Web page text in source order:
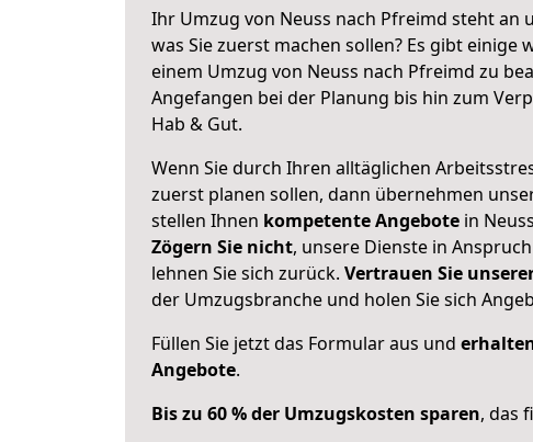
Ihr Umzug von Neuss nach Pfreimd steht an
was Sie zuerst machen sollen? Es gibt einige
einem Umzug von Neuss nach Pfreimd zu
Angefangen bei der Planung bis hin zum
Hab & Gut.
Wenn Sie durch Ihren alltäglichen
zuerst planen sollen, dann übernehmen
stellen Ihnen kompetente Angebote in
Zögern Sie nicht, unsere Dienste in
lehnen Sie sich zurück. Vertrauen Sie
der Umzugsbranche und holen Sie sich
Füllen Sie jetzt das Formular aus und
Angebote.
Bis zu 60 % der Umzugskosten sparen, das